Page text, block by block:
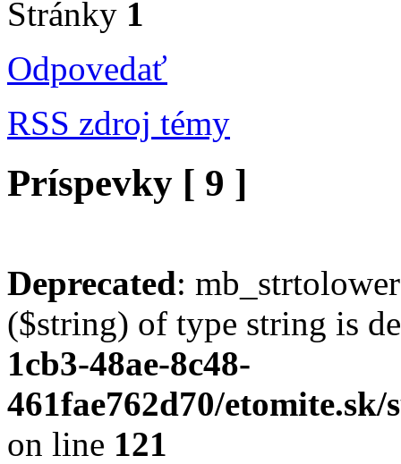
Stránky 1
Odpovedať
RSS zdroj témy
Príspevky [ 9 ]
Deprecated:
($string) of type string is
1cb3-48ae-8c48-
461fae762d70/
on line 121